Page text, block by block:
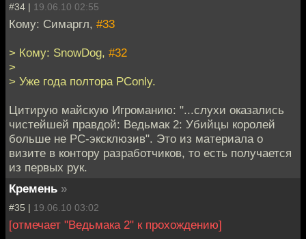
#34 | 19.06.10 02:55
Кому: Симаргл, #33
> Кому: SnowDog, #32
>
> Уже года полтора PConly.
Цитирую майскую Игроманию: "...слухи оказались
чистейшей правдой: Ведьмак 2: Убийцы королей
больше не PC-эксклюзив". Это из материала о
визите в контору разработчиков, то есть получается
из первых рук.
Кремень »
#35 | 19.06.10 03:02
[отмечает "Ведьмака 2" к прохождению]